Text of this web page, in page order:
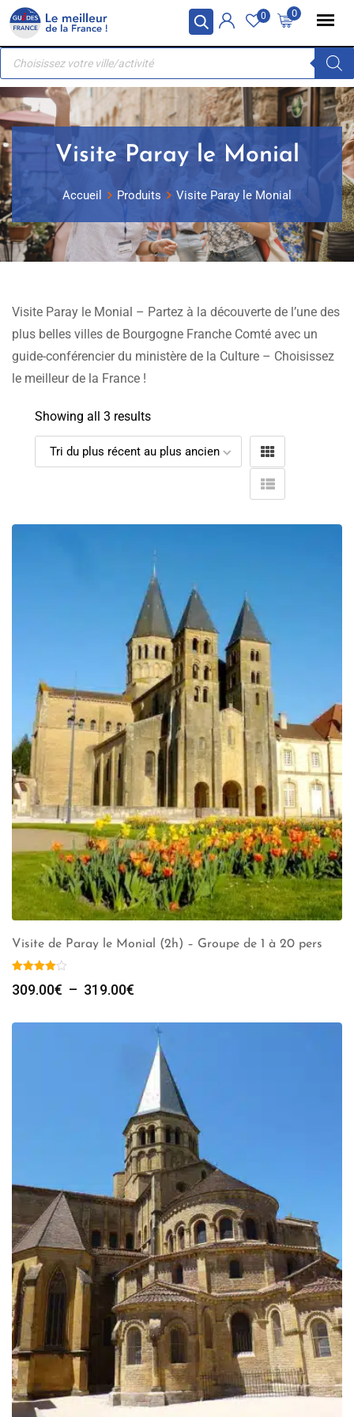
Panneau de gestion des cookies
Skip
content
0
0
Recherche
produits
Visite Paray le Monial
Accueil Produits Visite Paray le Monial
Visite Paray le Monial – Partez à la découverte de l’une des
plus belles villes de Bourgogne Franche Comté avec un
guide-conférencier du ministère de la Culture – Choisissez
le meilleur de la France !
Showing all 3 results
Visite de Paray le Monial (2h) – Groupe de 1 à 20 pers
309.00€ – 319.00€
prix :
309.00€
319.00€